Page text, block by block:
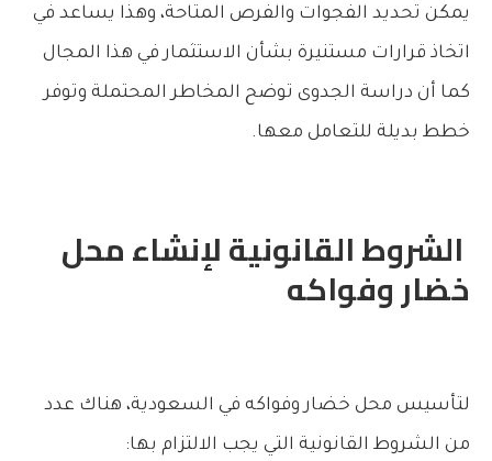
يمكن تحديد الفجوات والفرص المتاحة، وهذا يساعد في
اتخاذ قرارات مستنيرة بشأن الاستثمار في هذا المجال
كما أن دراسة الجدوى توضح المخاطر المحتملة وتوفر
خطط بديلة للتعامل معها.
الشروط القانونية لإنشاء محل
خضار وفواكه
لتأسيس محل خضار وفواكه في السعودية، هناك عدد
من الشروط القانونية التي يجب الالتزام بها: